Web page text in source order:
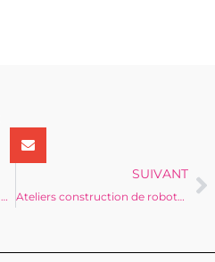
9 avril : les histoires des petits bouts à la bibliothèque municipale
SUIVANT
Ateliers construction de robots au CSC Gilbert Jansem